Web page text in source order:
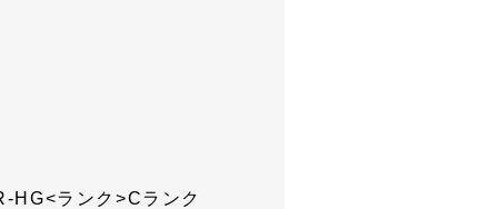
HG<ランク>Cランク